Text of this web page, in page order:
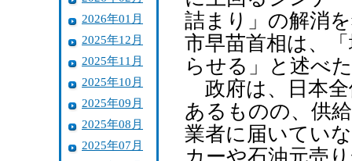
2026年01月
2025年12月
2025年11月
2025年10月
2025年09月
2025年08月
2025年07月
詰まり」の解消
市早苗首相は、
らせる」と述べ
政府は、日本全
あるものの、供
業者に届いてい